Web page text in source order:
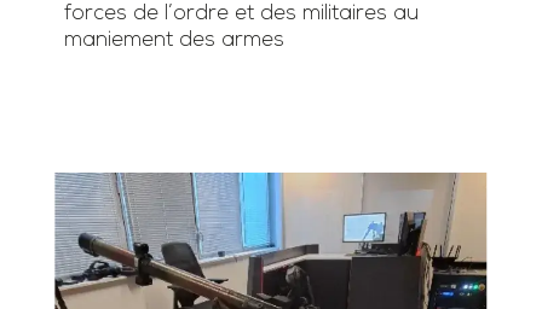
forces de l’ordre et des militaires au
maniement des armes